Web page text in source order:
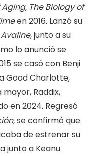
The Biology of
en 2016. Lanzó su
Avaline, junto a su
lo anunció se
se casó con Benji
Good Charlotte,
mayor, Raddix,
en 2024. Regresó
, se confirmó que
de estrenar su
junto a Keanu